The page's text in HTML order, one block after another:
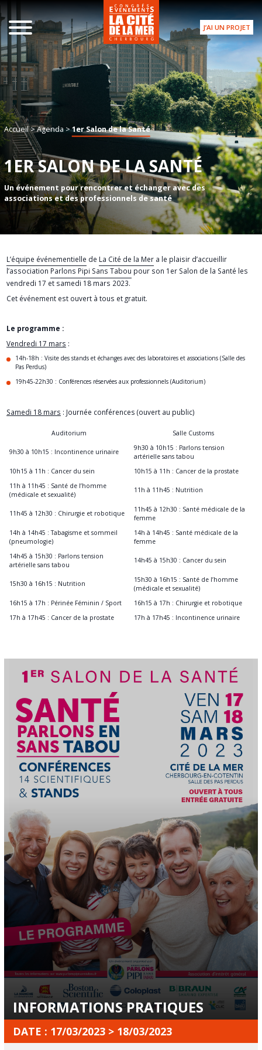
J’AI UN PROJET
Accueil>Agenda>1er Salon de la Santé
1ER SALON DE LA SANTÉ
Un événement pour rencontrer et échanger avec des
associations et des professionnels de santé
INFORMATIONS PRATIQUES
DATE : 17/03/2023 > 18/03/2023
L’équipe événementielle de La Cité de la Mer a le plaisir d’accueillir
l’association Parlons Pipi Sans Tabou pour son 1er Salon de la Santé les
vendredi 17 et samedi 18 mars 2023.
Cet événement est ouvert à tous et gratuit.
Le programme :
Vendredi 17 mars :
14h-18h : Visite des stands et échanges avec des laboratoires et associations (Salle des
Pas Perdus)
19h45-22h30 : Conférences réservées aux professionnels (Auditorium)
Samedi 18 mars : Journée conférences (ouvert au public)
Auditorium Salle Customs
9h30 à 10h15 : Incontinence urinaire
9h30 à 10h15 : Parlons tension
artérielle sans tabou
10h15 à 11h : Cancer du sein
10h15 à 11h : Cancer de la prostate
11h à 11h45 : Santé de l’homme
(médicale et sexualité)
11h à 11h45 : Nutrition
11h45 à 12h30 : Chirurgie et robotique
11h45 à 12h30 : Santé médicale de la
femme
14h à 14h45 : Tabagisme et sommeil
(pneumologie)
14h à 14h45 : Santé médicale de la
femme
14h45 à 15h30 : Parlons tension
artérielle sans tabou
14h45 à 15h30 : Cancer du sein
15h30 à 16h15 : Nutrition
15h30 à 16h15 : Santé de l’homme
(médicale et sexualité)
16h15 à 17h : Périnée Féminin / Sport
16h15 à 17h : Chirurgie et robotique
17h à 17h45 : Cancer de la prostate
17h à 17h45 : Incontinence urinaire